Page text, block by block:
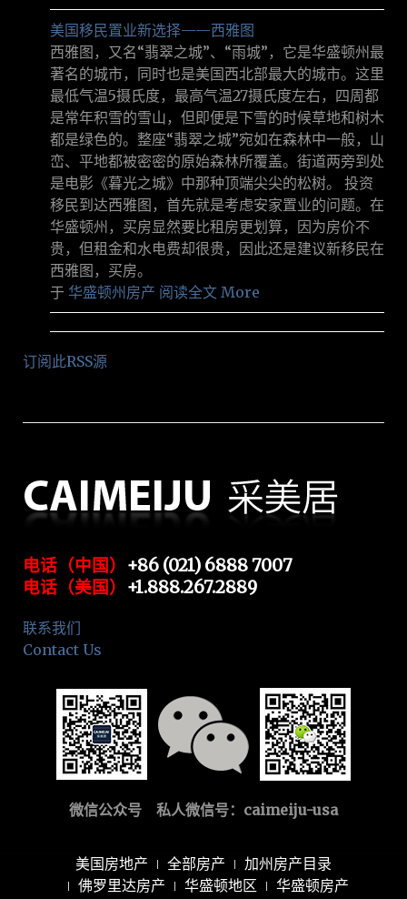
美国移民置业新选择——西雅图
西雅图，又名“翡翠之城”、“雨城”，它是华盛顿州最
著名的城市，同时也是美国西北部最大的城市。这里
最低气温5摄氏度，最高气温27摄氏度左右，四周都
是常年积雪的雪山，但即便是下雪的时候草地和树木
都是绿色的。整座“翡翠之城”宛如在森林中一般，山
峦、平地都被密密的原始森林所覆盖。街道两旁到处
是电影《暮光之城》中那种顶端尖尖的松树。 投资
移民到达西雅图，首先就是考虑安家置业的问题。在
华盛顿州，买房显然要比租房更划算，因为房价不
贵，但租金和水电费却很贵，因此还是建议新移民在
西雅图，买房。
于 华盛顿州房产 阅读全文 More
订阅此RSS源
电话（中国） +86 (021) 6888 7007
电话（美国） +1.888.267.2889
联系我们
Contact Us
微信公众号 私人微信号： caimeiju-usa
美国房地产 全部房产
加州房产目录
佛罗里达房产
华盛顿地区
华盛顿房产